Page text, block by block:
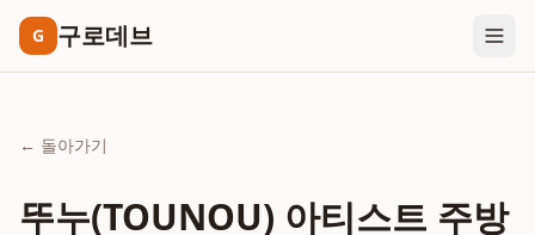
G 구로데브
← 돌아가기
뚜누(TOUNOU) 아티스트 주방